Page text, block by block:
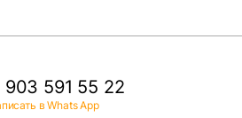
903 591 55 22
в Whats App